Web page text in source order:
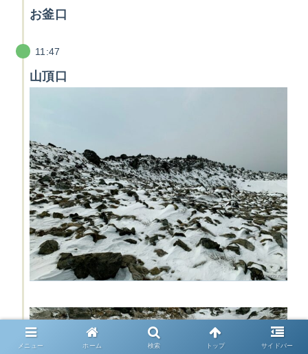
お釜口
11:47
山頂口
メニュー ホーム 検索 トップ サイドバー